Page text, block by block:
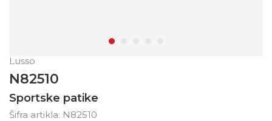
Lusso
N82510
Sportske patike
Šifra artikla: N82510